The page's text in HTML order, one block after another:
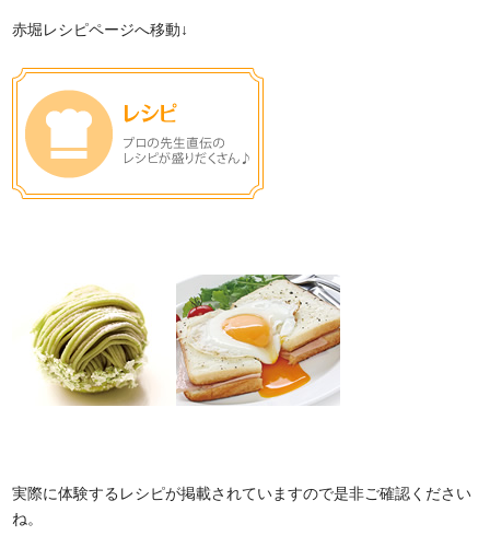
赤堀レシピページへ移動↓
実際に体験するレシピが掲載されていますので是非ご確認ください
ね。